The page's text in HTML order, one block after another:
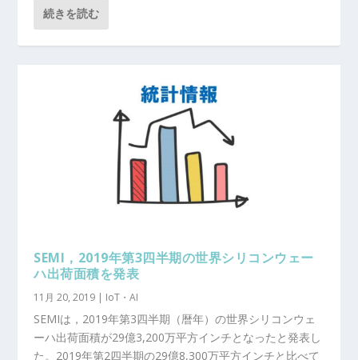
続きを読む
SEMI，2019年第3四半期の世界シリコンウェー
ハ出荷面積を発表
11月 20, 2019 IoT・AI
SEMIは，2019年第3四半期（暦年）の世界シリコンウェ
ーハ出荷面積が29億3,200万平方インチとなったと発表し
た。2019年第2四半期の29億8,300万平方インチと比べて